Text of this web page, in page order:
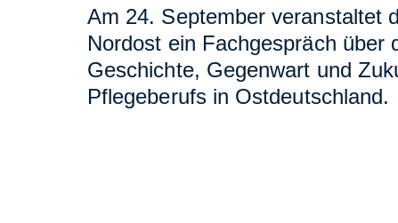
Am 24. September veranstaltet
Nordost ein Fachgespräch über
Geschichte, Gegenwart und
Pflegeberufs in Ostdeutschland.